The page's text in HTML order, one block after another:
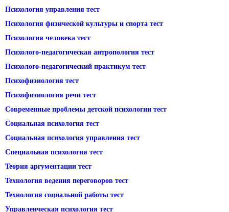
Психология управления тест
Психология физической культуры и спорта тест
Психология человека тест
Психолого-педагогическая антропология тест
Психолого-педагогический практикум тест
Психофизиология тест
Психофизиология речи тест
Современные проблемы детской психологии тест
Социальная психология тест
Социальная психология управления тест
Специальная психология тест
Теория аргументации тест
Технология ведения переговоров тест
Технология социальной работы тест
Управленческая психология тест